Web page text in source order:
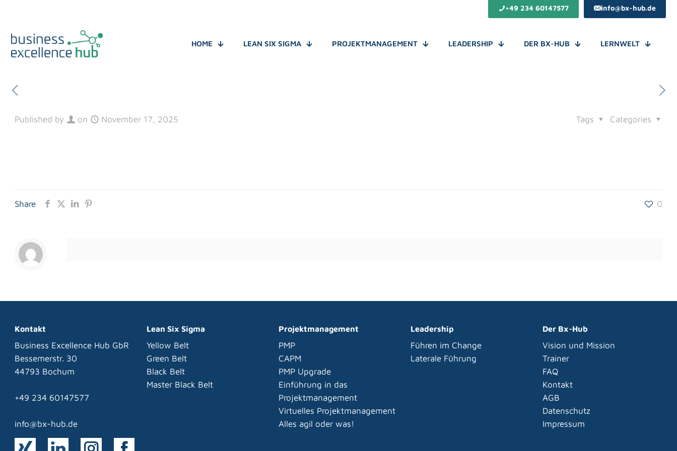
+49 234 60147577 info@bx-hub.de
HOME LEAN SIX SIGMA PROJEKTMANAGEMENT LEADERSHIP DER BX-HUB LERNWELT
Published by on November 17, 2025 Categories
Tags
Share 0
Kontakt
Business Excellence Hub GbR
Bessemerstr. 30
44793 Bochum
+49 234 60147577
info@bx-hub.de
Lean Six Sigma
Yellow Belt
Green Belt
Black Belt
Master Black Belt
Projektmanagement
PMP
CAPM
PMP Upgrade
Einführung in das
Projektmanagement
Virtuelles Projektmanagement
Alles agil oder was!
Leadership
Führen im Change
Laterale Führung
Der Bx-Hub
Vision und Mission
Trainer
FAQ
Kontakt
AGB
Datenschutz
Impressum